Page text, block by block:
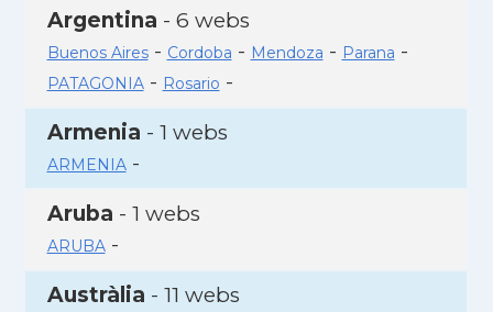
Argentina - 6 webs
Buenos Aires- Cordoba - Mendoza - Parana -
PATAGONIA- Rosario -
Armenia - 1 webs
ARMENIA-
Aruba - 1 webs
ARUBA-
Austràlia - 11 webs